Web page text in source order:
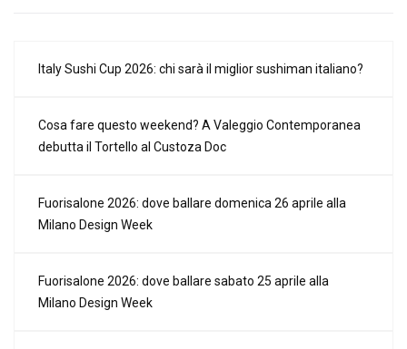
Italy Sushi Cup 2026: chi sarà il miglior sushiman italiano?
Cosa fare questo weekend? A Valeggio Contemporanea
debutta il Tortello al Custoza Doc
Fuorisalone 2026: dove ballare domenica 26 aprile alla
Milano Design Week
Fuorisalone 2026: dove ballare sabato 25 aprile alla
Milano Design Week